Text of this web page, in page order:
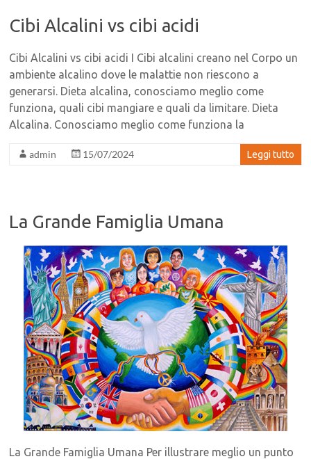
Cibi Alcalini vs cibi acidi
Cibi Alcalini vs cibi acidi I Cibi alcalini creano nel Corpo un
ambiente alcalino dove le malattie non riescono a
generarsi. Dieta alcalina, conosciamo meglio come
funziona, quali cibi mangiare e quali da limitare. Dieta
Alcalina. Conosciamo meglio come funziona la
admin 15/07/2024 Leggi tutto
La Grande Famiglia Umana
La Grande Famiglia Umana Per illustrare meglio un punto